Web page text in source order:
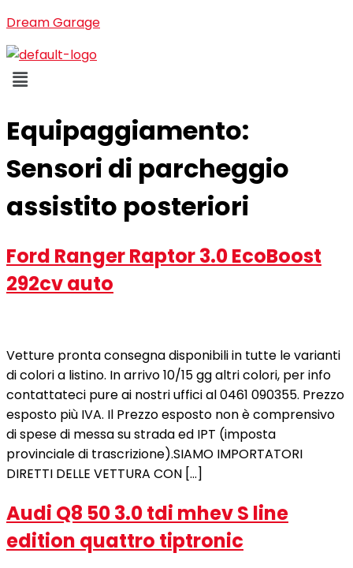
Dream Garage
Menu
Equipaggiamento:
Sensori di parcheggio
assistito posteriori
Ford Ranger Raptor 3.0 EcoBoost
292cv auto
Vetture pronta consegna disponibili in tutte le varianti
di colori a listino. In arrivo 10/15 gg altri colori, per info
contattateci pure ai nostri uffici al 0461 090355. Prezzo
esposto più IVA. Il Prezzo esposto non è comprensivo
di spese di messa su strada ed IPT (imposta
provinciale di trascrizione).SIAMO IMPORTATORI
DIRETTI DELLE VETTURA CON […]
Audi Q8 50 3.0 tdi mhev S line
edition quattro tiptronic